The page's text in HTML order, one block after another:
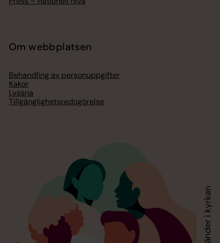
Om webbplatsen
Behandling av personuppgifter
Kakor
Lyssna
Tillgänglighetsredogörelse